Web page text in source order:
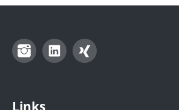
InstagramLinkedIn
Links